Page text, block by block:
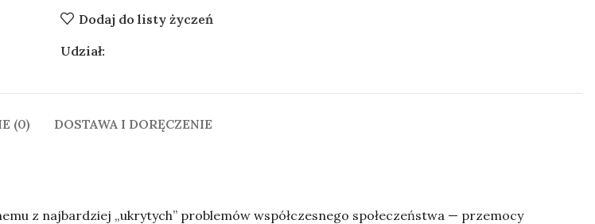
Dodaj do listy życzeń
Udział:
(0) DOSTAWA I DORĘCZENIE
z najbardziej „ukrytych” problemów współczesnego społeczeństwa — przemocy